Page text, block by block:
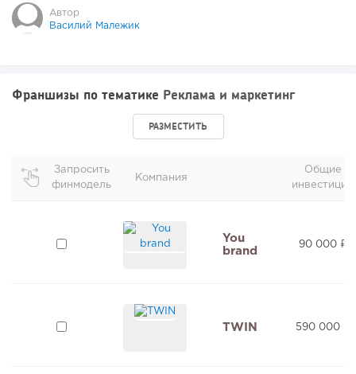
Автор
Василий Малежик
Франшизы по тематике Реклама и маркетинг
РАЗМЕСТИТЬ
Запросить
финмодель
Компания
Общие
инвестиции
You
brand
90 000 ₽
TWIN 590 000 ₽